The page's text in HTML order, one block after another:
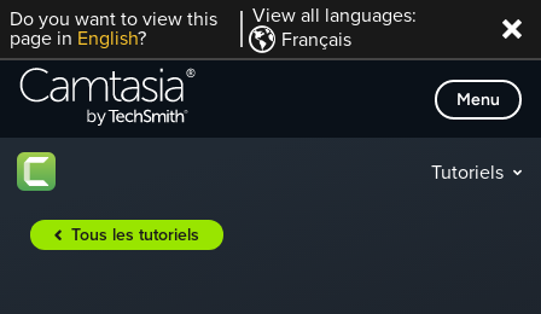
Passer
directement
contenu
Do you want to view this
page in English?
View all languages:
Français
Menu
Tutoriels
Tous les tutoriels